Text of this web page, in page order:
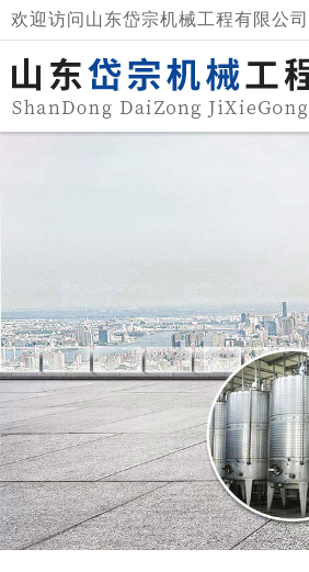
欢迎访问山东岱宗机械工程有限公司